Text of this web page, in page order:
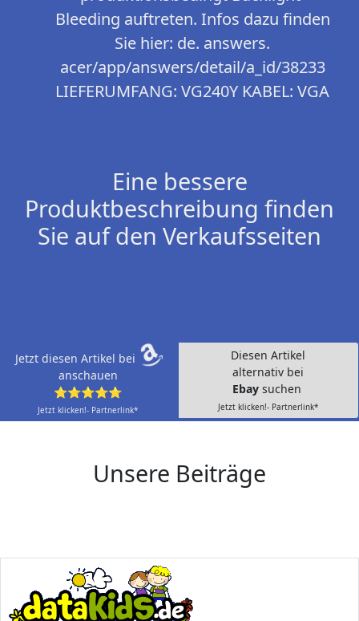
Bleeding auftreten. Infos dazu finden
Sie hier: de. answers.
acer/app/answers/detail/a_id/38233
LIEFERUMFANG: VG240Y KABEL: VGA
Eine bessere
Produktbeschreibung finden
Sie auf den Verkaufsseiten
Jetzt diesen Artikel bei
anschauen
⭐⭐⭐⭐⭐
Jetzt klicken!- Partnerlink*
Diesen Artikel
alternativ bei
Ebay suchen
Jetzt klicken!- Partnerlink*
Unsere Beiträge